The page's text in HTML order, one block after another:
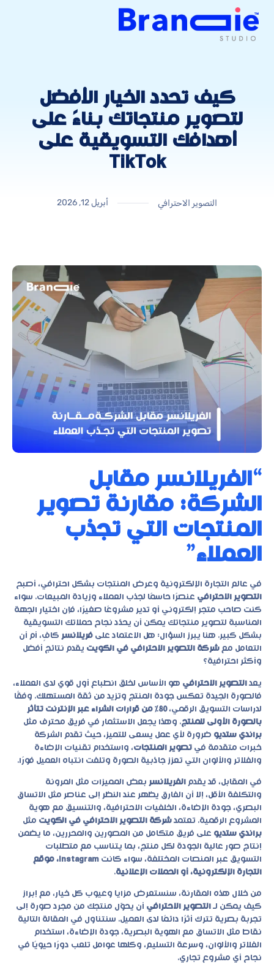
كيف تحدد الخيار الأفضل
لتصوير منتجاتك بناءً على
أهدافك التسويقية على
TikTok
التصوير الاحترافي أبريل 12, 2026
“الفريلانسر مقابل
الشركة: مقارنة تصوير
المنتجات التي تجذب
العملاء”
في عالم التجارة الإلكترونية وعرض المنتجات بشكل احترافي، أصبح
التصوير الاحترافي عنصرًا حاسمًا لجذب العملاء وزيادة المبيعات. سواء
كنت صاحب متجر إلكتروني أو تدير مشروعًا صغيرًا، فإن اختيار الجهة
المناسبة لتصوير منتجاتك يمكن أن يحدّد نجاح حملاتك التسويقية
بشكل كبير. هنا يبرز السؤال: هل الاعتماد على فريلانسر كافٍ، أم أن
التعامل مع شركة التصوير الاحترافي في الكويت يقدم نتائج أفضل
وأكثر احترافية؟
يعد التصوير الاحترافي هو الأساس لخلق انطباع أول قوي لدى العملاء،
فالصورة الجيدة تعكس جودة المنتج وتزيد من ثقة المستهلك. وفقًا
لدراسات التسويق الرقمي،
80% من قرارات الشراء عبر الإنترنت تتأثر
بالصورة الأولى للمنتج. وهذا يجعل الاستثمار في فريق محترف مثل
براندي ستديو ضرورة لأي عمل يسعى للتميز، حيث تقدم الشركة
خبرات متقدمة في تصوير المنتجات، واستخدام تقنيات الإضاءة
والفلاتر والألوان التي تعزز جاذبية الصورة وتلفت انتباه العميل فورًا.
في المقابل، قد يقدم الفريلانسر بعض المميزات مثل المرونة
والتكلفة الأقل، إلا أن الفارق يظهر عند النظر إلى عناصر مثل الاتساق
البصري، جودة الإضاءة، الخلفيات الاحترافية، والتنسيق مع هوية
المشروع الرقمية. تعتمد شركة التصوير الاحترافي في الكويت مثل
براندي ستديو على فريق متكامل من المصورين والمحررين، ما يضمن
إنتاج صور عالية الجودة لكل منتج، بما يتناسب مع متطلبات
التسويق عبر المنصات المختلفة، سواء كانت
Instagram، موقع
التجارة الإلكترونية، أو الحملات الإعلانية.
من خلال هذه المقارنة، سنستعرض مزايا وعيوب كل خيار، مع إبراز
كيف يمكن لـ التصوير الاحترافي أن يحوّل منتجك من مجرد صورة إلى
تجربة بصرية تترك أثرًا دائمًا لدى العميل. سنتناول في المقالة التالية
نقاط مثل الاتساق مع الهوية البصرية، جودة الإضاءة، استخدام
الفلاتر والألوان، وسرعة التسليم، وكلها عوامل تلعب دورًا حيويًا في
نجاح أي مشروع تجاري.